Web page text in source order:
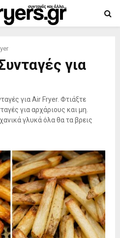
για
για Air Fryer. Φτιάξτε
για αρχάριους και μη.
γλυκά όλα θα τα βρεις